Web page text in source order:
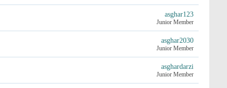
asghar123
Junior Member
asghar2030
Junior Member
asghardarzi
Junior Member